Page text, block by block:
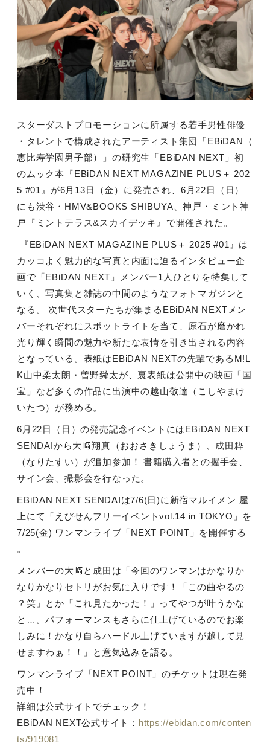
スターダストプロモーションに所属する若手男性俳優
・タレントで構成されたアーティスト集団「EBiDAN（
恵比寿学園男子部）」の研究生「EBiDAN NEXT」初
のムック本『EBiDAN NEXT MAGAZINE PLUS＋ 202
5 #01』が6月13日（金）に発売され、6月22日（日）
にも渋谷・HMV&BOOKS SHIBUYA、神戸・ミント神
戸『ミントテラス&スカイデッキ』で開催された。
『EBiDAN NEXT MAGAZINE PLUS＋ 2025 #01』は
カッコよく魅力的な写真と内面に迫るインタビュー企
画で「EBiDAN NEXT」メンバー1人ひとりを特集して
いく、写真集と雑誌の中間のようなフォトマガジンと
なる。 次世代スターたちが集まるEBiDAN NEXTメン
バーそれぞれにスポットライトを当て、原石が磨かれ
光り輝く瞬間の魅力や新たな表情を引き出される内容
となっている。表紙はEBiDAN NEXTの先輩であるM!L
K山中柔太朗・曽野舜太が、裏表紙は公開中の映画「国
宝」など多くの作品に出演中の越山敬達（こしやまけ
いたつ）が務める。
6月22日（日）の発売記念イベントにはEBiDAN NEXT
SENDAIから大﨑翔真（おおさきしょうま）、成田粋
（なりたすい）が追加参加！ 書籍購入者との握手会、
サイン会、撮影会を行なった。
EBiDAN NEXT SENDAIは7/6(日)に新宿マルイメン 屋
上にて「えびせんフリーイベントvol.14 in TOKYO」を
7/25(金) ワンマンライブ「NEXT POINT」を開催する
。
メンバーの大﨑と成田は「今回のワンマンはかなりか
なりかなりセトリがお気に入りです！「この曲やるの
？笑」とか「これ見たかった！」ってやつが叶うかな
と…。パフォーマンスもさらに仕上げているのでお楽
しみに！かなり自らハードル上げていますが越して見
せますわぁ！！」と意気込みを語る。
ワンマンライブ「NEXT POINT」のチケットは現在発
売中！
詳細は公式サイトでチェック！
EBiDAN NEXT公式サイト： https://ebidan.com/conten
ts/919081